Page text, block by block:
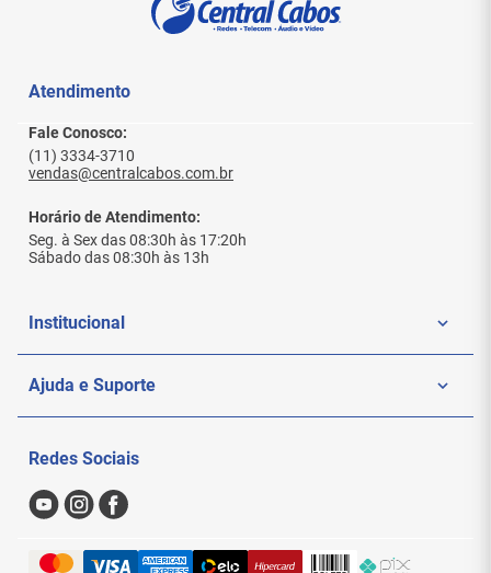
Atendimento
Fale Conosco:
(11) 3334-3710
vendas@centralcabos.com.br
Horário de Atendimento:
Seg. à Sex das 08:30h às 17:20h
Sábado das 08:30h às 13h
Institucional
Quem Somos
Nossas Lojas
Formas de Pagamento
Trocas e Devoluções
Ajuda e Suporte
Sac
Redes Sociais